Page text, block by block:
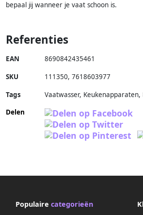
bepaal jij wanneer je vaat schoon is.
Referenties
EAN 8690842435461
SKU 111350, 7618603977
Tags
Vaatwasser, Keukenapparaten,
Delen
Populaire categorieën